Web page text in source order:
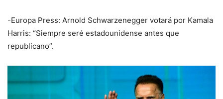
-Europa Press: Arnold Schwarzenegger votará por Kamala
Harris: “Siempre seré estadounidense antes que
republicano”.